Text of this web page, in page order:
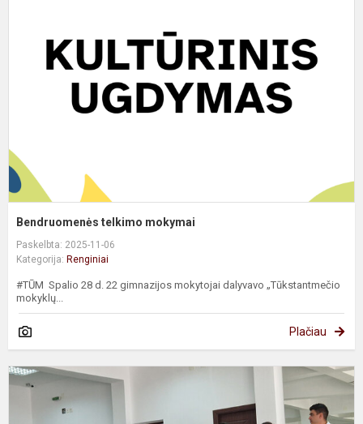
Bendruomenės telkimo mokymai
Paskelbta: 2025-11-06
Kategorija: Renginiai
#TŪM Spalio 28 d. 22 gimnazijos mokytojai dalyvavo „Tūkstantmečio
mokyklų...
Plačiau